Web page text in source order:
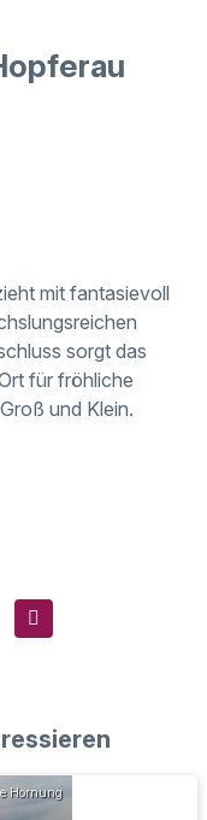
mit fantasievoll
sorgt das
für fröhliche
und Klein.
Hornung